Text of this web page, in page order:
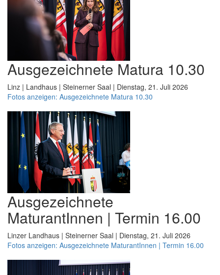
Ausgezeichnete Matura 10.30
Linz | Landhaus | Steinerner Saal | Dienstag, 21. Juli 2026
Fotos anzeigen: Ausgezeichnete Matura 10.30
Ausgezeichnete
MaturantInnen | Termin 16.00
Linzer Landhaus | Steinerner Saal | Dienstag, 21. Juli 2026
Fotos anzeigen: Ausgezeichnete MaturantInnen | Termin 16.00